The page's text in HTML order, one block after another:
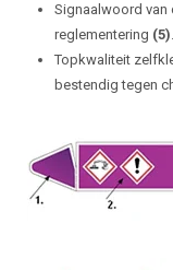
Signaalwoord van
reglementering (5).
Topkwaliteit
bestendig tegen